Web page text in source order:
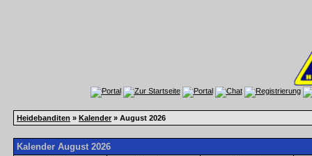
Heidebanditen » Kalender » August 2026
Kalender August 2026